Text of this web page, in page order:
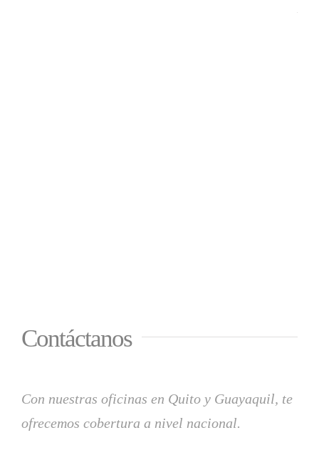
Contáctanos
Con nuestras oficinas en Quito y Guayaquil, te
ofrecemos cobertura a nivel nacional.